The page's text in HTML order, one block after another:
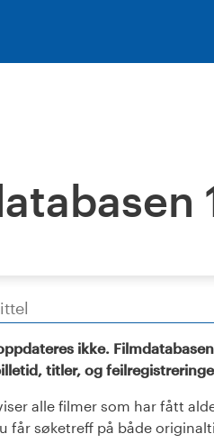
ikke.
titler, og
alle filmer som har fått
får søketreff på både